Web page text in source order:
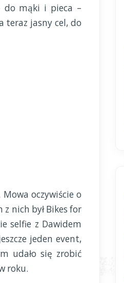
do mąki i pieca –
teraz jasny cel, do
oczywiście o
nich był Bikes for
selfie z Dawidem
jeden event,
udało się zrobić
roku.